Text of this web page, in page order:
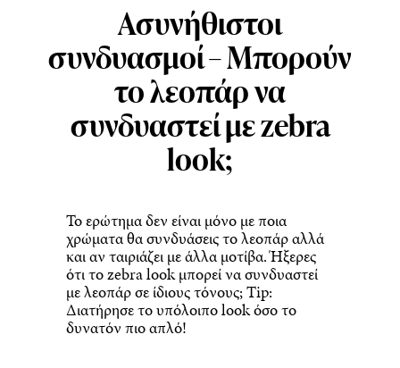
Ασυνήθιστοι
συνδυασμοί – Μπορούν
το λεοπάρ να
συνδυαστεί με zebra
look;
Το ερώτημα δεν είναι μόνο με ποια
χρώματα θα συνδυάσεις το λεοπάρ αλλά
και αν ταιριάζει με άλλα μοτίβα. Ήξερες
ότι το zebra look μπορεί να συνδυαστεί
με λεοπάρ σε ίδιους τόνους; Tip:
Διατήρησε το υπόλοιπο look όσο το
δυνατόν πιο απλό!